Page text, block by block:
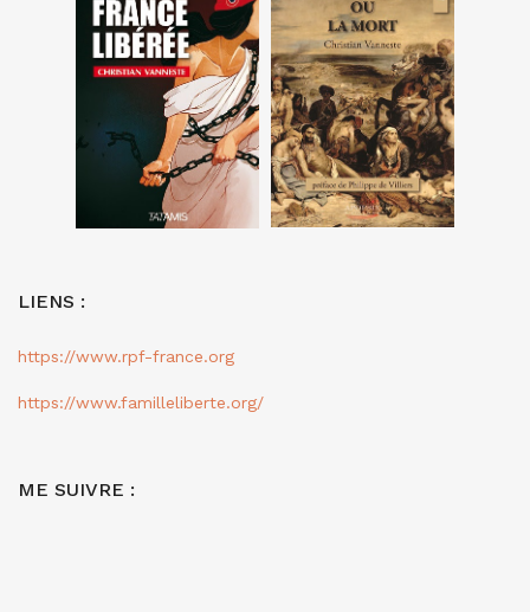
LIENS :
https://www.rpf-france.org
https://www.familleliberte.org/
ME SUIVRE :